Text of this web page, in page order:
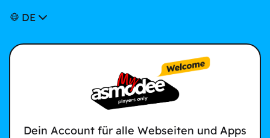
DE
Dein Account für alle Webseiten und Apps